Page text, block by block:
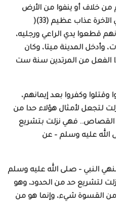
من خلاف أو ينفوا من الأرض
ذلك لهم خزي في الدنيا ولهم في الآخرة عذاب عظيم (33)(
قطعوا يدي الراعي ورجليه،
وأدخل المدينة ميتا، وكان
الفعل من المرتدين سنة ست
وكفروا بعد إيمانهم،
والآية نزلت لتجعل لأمثال هؤلاء حدا من
القصاص.. فهي نزلت بتشريع
الله عليه وسلم – عن
النبي – صلى الله عليه وسلم
لتشريع حد من الحدود، وهو
من القسوة شيء، وإنما هو من